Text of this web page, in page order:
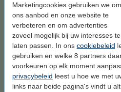
Marketingcookies gebruiken we om
ons aanbod en onze website te
verbeteren en om advertenties
zoveel mogelijk bij uw interesses te
laten passen. In ons cookiebeleid
gebruiken en welke 8 partners
voorkeuren op elk moment
privacybeleid leest u hoe we met
links naar beide pagina's vindt u
Bekijk de
Direct leverbaar
Maandag in huis
Prijs per ml €
€ 26,50